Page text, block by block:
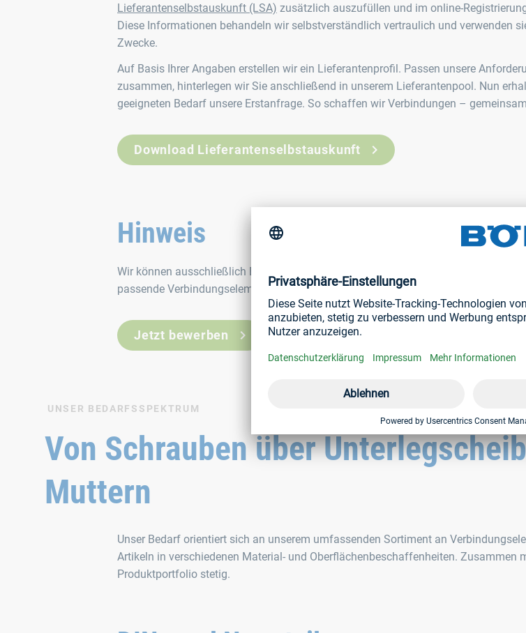
Lieferantenselbstauskunft (LSA) zusätzlich auszufüllen und im online-
Diese Informationen behandeln wir selbstverständlich vertraulich und verwenden
Zwecke.
Auf Basis Ihrer Angaben erstellen wir ein Lieferantenprofil. Passen unsere
zusammen, hinterlegen wir Sie anschließend in unserem Lieferantenpool. Nun
geeigneten Bedarf unsere Erstanfrage. So schaffen wir Verbindungen –
Download Lieferantenselbstauskunft
Hinweis
Wir können ausschließlich Bewerbungen von Lieferanten berücksichtigen, die zu
passende Verbindungselemente anbieten. Hierfür bitten wir um Ihr Verständnis.
Jetzt bewerben
UNSER BEDARFSSPEKTRUM
Von Schrauben über
Muttern
Unser Bedarf orientiert sich an unserem umfassenden Sortiment an
Artikeln in verschiedenen Material- und Oberflächenbeschaffenheiten. Zusammen
Produktportfolio stetig.